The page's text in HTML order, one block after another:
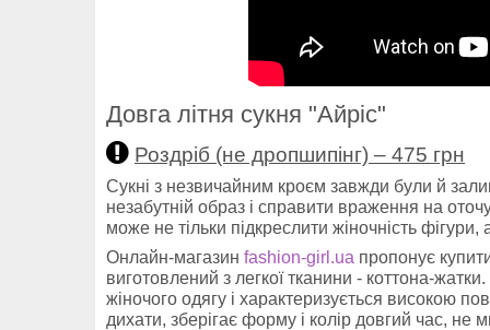
Довга літня сукня "Айріс"
Роздріб (не дропшипінг) – 475 грн
Сукні з незвичайним кроєм завжди були й
незабутній образ і справити враження на
може не тільки підкреслити жіночність
Онлайн-магазин fashion-girl.ua пропонує
виготовлений з легкої тканини - коттона-
жіночого одягу і характеризується високою
дихати, зберігає форму і колір довгий час, не